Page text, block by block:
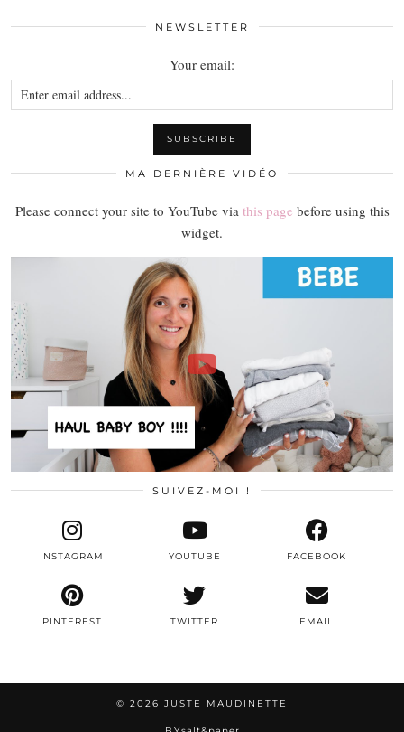
NEWSLETTER
Your email:
MA DERNIÈRE VIDÉO
Please connect your site to YouTube via this page before using this
widget.
SUIVEZ-MOI !
TWITTER
INSTAGRAM FACEBOOK
PINTEREST
YOUTUBE
EMAIL
© 2026 JUSTE MAUDINETTE